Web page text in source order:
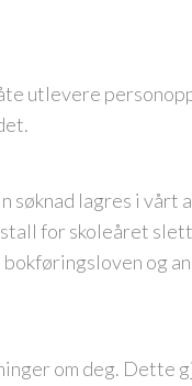
utlevere
søknad lagres i vårt
for skoleåret
og
om deg. Dette